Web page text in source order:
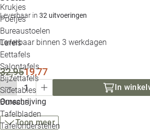
Krukjes
Poefjes
Bureaustoelen
Tafels
Eettafels
Salontafels
Bijzettafels
Sidetables
Bureaus
Tafelbladen
Tafelonderstellen
Leverbaar in 32 uitvoeringen
Leverbaar binnen 3 werkdagen
32,9519,77
In
Omschrijving
Toon meer